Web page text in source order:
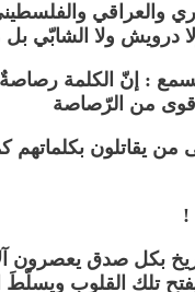
والعراقي
درويش ولا الشابّي بل
: إنّ الكلمة رصاصةٌ
من الرّصاصة
من يقاتلون
!
بكل صدق يعصرون
تلك القلوب